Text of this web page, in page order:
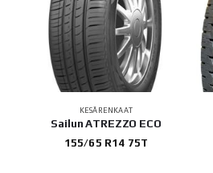
KESÄRENKAAT
Sailun ATREZZO ECO
155/65 R14 75T